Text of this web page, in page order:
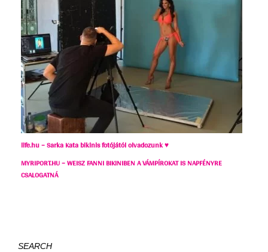
life.hu – Sarka Kata bikinis fotójától olvadozunk ♥
MYRIPORT.HU – WEISZ FANNI BIKINIBEN A VÁMPÍROKAT IS NAPFÉNYRE
CSALOGATNÁ
SEARCH